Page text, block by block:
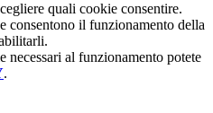
quali cookie consentire.
consentono il funzionamento della
necessari al funzionamento potete
.